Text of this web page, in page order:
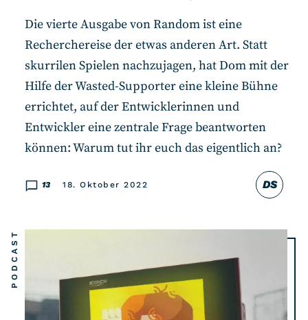
DS
13 18. Oktober 2022
Die vierte Ausgabe von Random ist eine
Recherchereise der etwas anderen Art. Statt
skurrilen Spielen nachzujagen, hat Dom mit der
Hilfe der Wasted-Supporter eine kleine Bühne
errichtet, auf der Entwicklerinnen und
Entwickler eine zentrale Frage beantworten
können: Warum tut ihr euch das eigentlich an?
PODCAST